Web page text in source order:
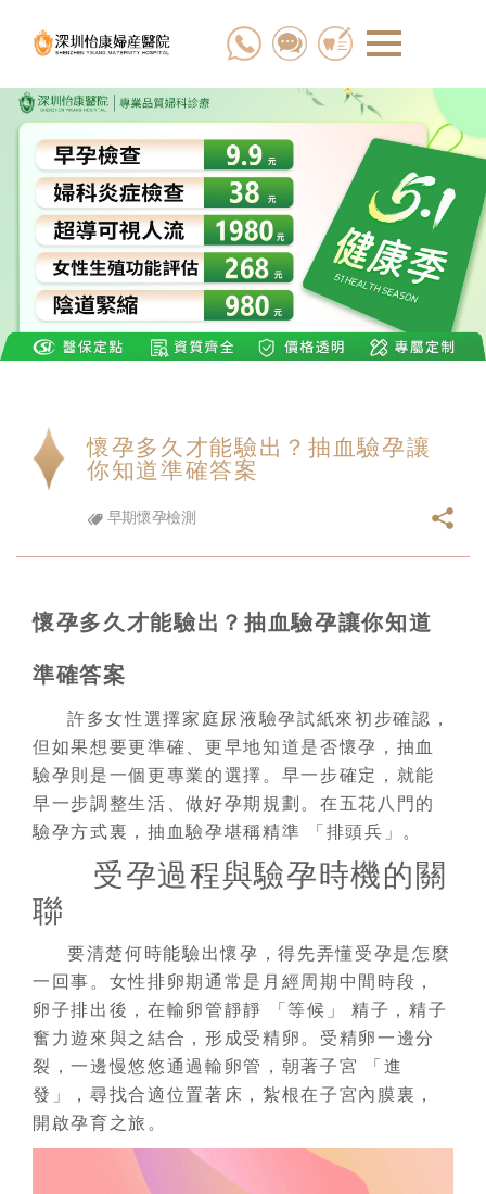
懷孕多久才能驗出？抽血驗孕讓
你知道準確答案
早期懷孕檢測
懷孕多久才能驗出？抽血驗孕讓你知道
準確答案
許多女性選擇家庭尿液驗孕試紙來初步確認，
但如果想要更準確、更早地知道是否懷孕，抽血
驗孕則是一個更專業的選擇。早一步確定，就能
早一步調整生活、做好孕期規劃。在五花八門的
驗孕方式裏，抽血驗孕堪稱精準 「排頭兵」。
受孕過程與驗孕時機的關
聯
要清楚何時能驗出懷孕，得先弄懂受孕是怎麼
一回事。女性排卵期通常是月經周期中間時段，
卵子排出後，在輸卵管靜靜 「等候」 精子，精子
奮力遊來與之結合，形成受精卵。受精卵一邊分
裂，一邊慢悠悠通過輸卵管，朝著子宮 「進
發」，尋找合適位置著床，紮根在子宮內膜裏，
開啟孕育之旅。